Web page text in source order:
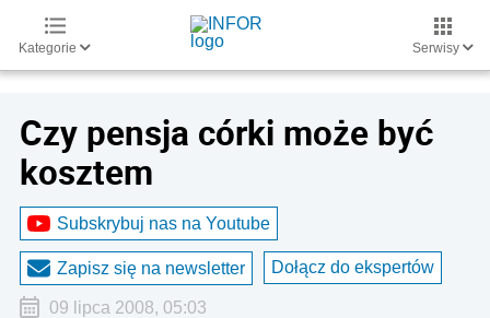
Kategorie Serwisy
Czy pensja córki może być
kosztem
Subskrybuj nas na Youtube
Zapisz się na newsletter Dołącz do ekspertów
09 lipca 2008, 05:03